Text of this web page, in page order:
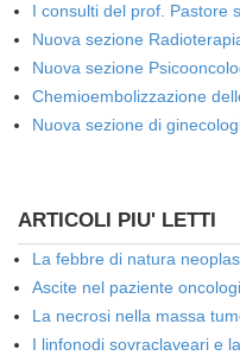
I consulti del prof. Pastore
Nuova sezione
Nuova sezione
Chemioembolizzazione
Nuova sezione di
ARTICOLI PIU' LETTI
La febbre di natura
Ascite nel paziente
La necrosi nella massa
I linfonodi sovraclaveari e